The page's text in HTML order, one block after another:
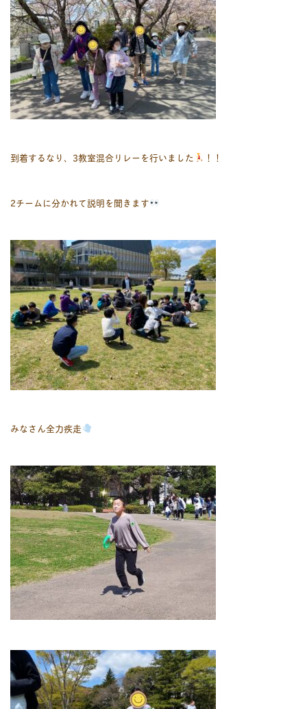
到着するなり、3教室混合リレーを行いました ！！
2チームに分かれて説明を聞きます
みなさん全力疾走